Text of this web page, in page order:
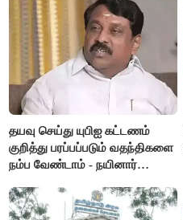
தயவு செய்து யுபிஐ கட்டணம்
குறித்து பரப்பப்படும் வதந்திகளை
நம்ப வேண்டாம் - நயினார்